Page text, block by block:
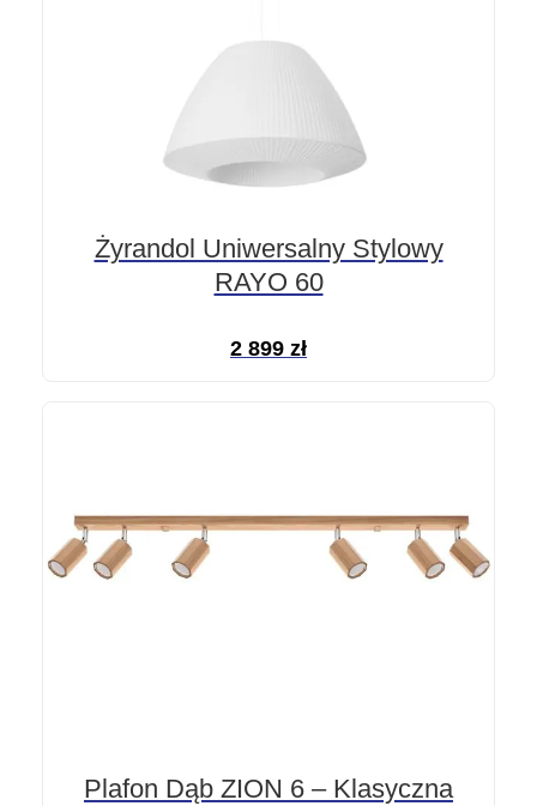
Żyrandol Uniwersalny Stylowy
RAYO 60
2 899 zł
Plafon Dąb ZION 6 – Klasyczna